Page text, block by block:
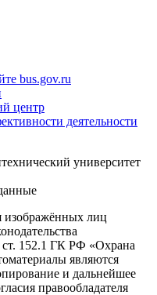
bus.gov.ru
центр
деятельности
университет
изображённых лиц
152.1 ГК РФ «Охрана
являются
и дальнейшее
правообладателя